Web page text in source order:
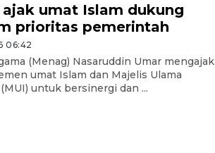
ajak umat Islam dukung
prioritas pemerintah
06:42
(Menag) Nasaruddin Umar mengajak
umat Islam dan Majelis Ulama
untuk bersinergi dan ...